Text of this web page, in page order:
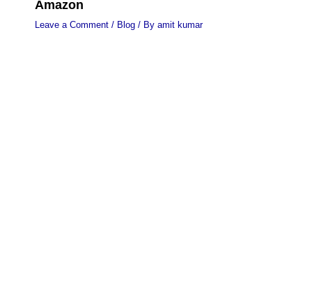
Amazon
Leave a Comment / Blog/ By amit kumar